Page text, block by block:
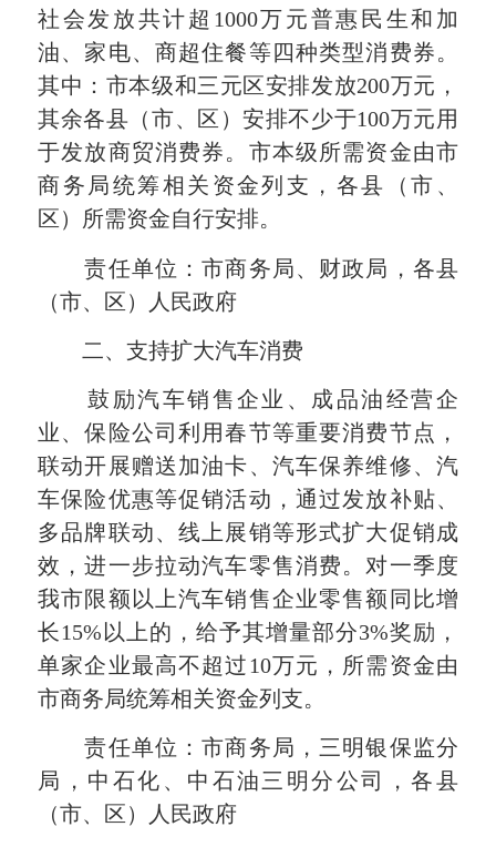
社会发放共计超1000万元普惠民生和加
油、家电、商超住餐等四种类型消费券。
其中：市本级和三元区安排发放200万元，
其余各县（市、区）安排不少于100万元用
于发放商贸消费券。市本级所需资金由市
商务局统筹相关资金列支，各县（市、
区）所需资金自行安排。
责任单位：市商务局、财政局，各县
（市、区）人民政府
二、支持扩大汽车消费
鼓励汽车销售企业、成品油经营企
业、保险公司利用春节等重要消费节点，
联动开展赠送加油卡、汽车保养维修、汽
车保险优惠等促销活动，通过发放补贴、
多品牌联动、线上展销等形式扩大促销成
效，进一步拉动汽车零售消费。对一季度
我市限额以上汽车销售企业零售额同比增
长15%以上的，给予其增量部分3%奖励，
单家企业最高不超过10万元，所需资金由
市商务局统筹相关资金列支。
责任单位：市商务局，三明银保监分
局，中石化、中石油三明分公司，各县
（市、区）人民政府